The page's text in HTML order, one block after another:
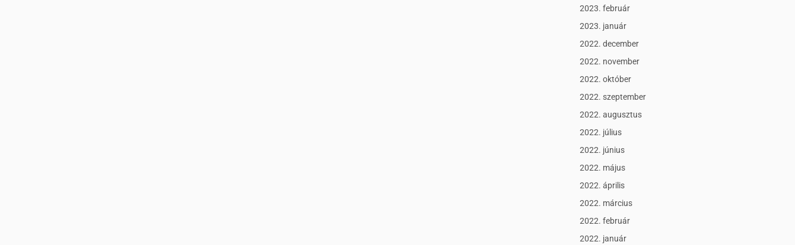
2023. február
2023. január
2022. december
2022. november
2022. október
2022. szeptember
2022. augusztus
2022. július
2022. június
2022. május
2022. április
2022. március
2022. február
2022. január